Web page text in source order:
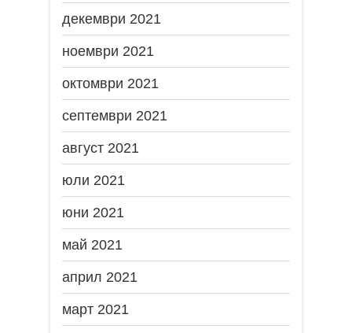
декември 2021
ноември 2021
октомври 2021
септември 2021
август 2021
юли 2021
юни 2021
май 2021
април 2021
март 2021